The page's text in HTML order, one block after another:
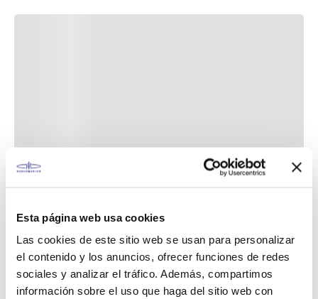
Esta página web usa cookies
Las cookies de este sitio web se usan para personalizar
el contenido y los anuncios, ofrecer funciones de redes
sociales y analizar el tráfico. Además, compartimos
información sobre el uso que haga del sitio web con